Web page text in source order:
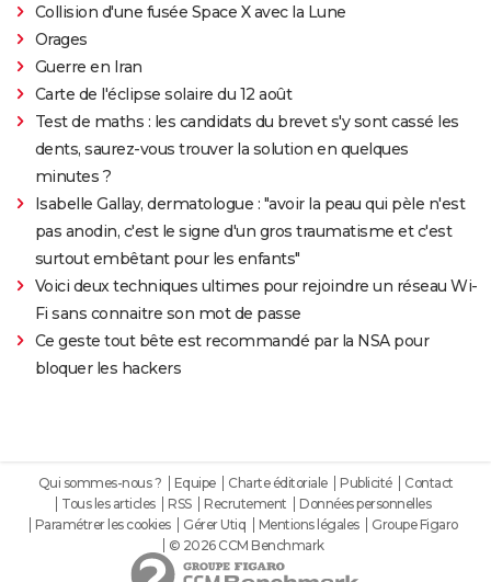
Collision d'une fusée Space X avec la Lune
Orages
Guerre en Iran
Carte de l'éclipse solaire du 12 août
Test de maths : les candidats du brevet s'y sont cassé les
dents, saurez-vous trouver la solution en quelques
minutes ?
Isabelle Gallay, dermatologue : "avoir la peau qui pèle n'est
pas anodin, c'est le signe d'un gros traumatisme et c'est
surtout embêtant pour les enfants"
Voici deux techniques ultimes pour rejoindre un réseau Wi-
Fi sans connaitre son mot de passe
Ce geste tout bête est recommandé par la NSA pour
bloquer les hackers
Qui sommes-nous ? Equipe Charte éditoriale Publicité
Contact
Tous les articles
RSS Recrutement
Données personnelles
Paramétrer les cookies
Gérer Utiq Mentions légales
Groupe Figaro
© 2026 CCM Benchmark